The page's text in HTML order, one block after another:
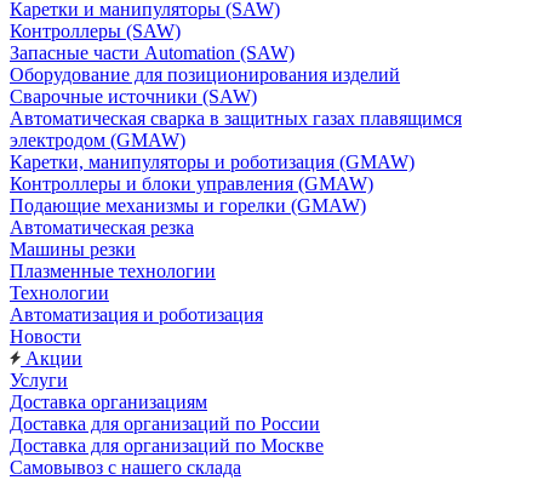
Каретки и манипуляторы (SAW)
Контроллеры (SAW)
Запасные части Automation (SAW)
Оборудование для позиционирования изделий
Сварочные источники (SAW)
Автоматическая сварка в защитных газах плавящимся
электродом (GMAW)
Каретки, манипуляторы и роботизация (GMAW)
Контроллеры и блоки управления (GMAW)
Подающие механизмы и горелки (GMAW)
Автоматическая резка
Машины резки
Плазменные технологии
Технологии
Автоматизация и роботизация
Новости
Акции
Услуги
Доставка организациям
Доставка для организаций по России
Доставка для организаций по Москве
Самовывоз с нашего склада